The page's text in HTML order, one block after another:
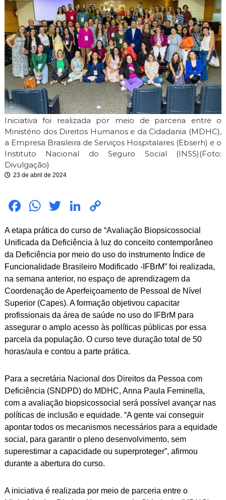
i
m
t
e
Iniciativa foi realizada por meio de parceria entre o
Ministério dos Direitos Humanos e da Cidadania (MDHC),
a Empresa Brasileira de Serviços Hospitalares (Ebserh) e o
Instituto Nacional do Seguro Social (INSS)(Foto:
Divulgação)
23 de abril de 2024
Fac
Wh
pp
Twit
Link
Link
A etapa prática do curso de “Avaliação Biopsicossocial
Unificada da Deficiência à luz do conceito contemporâneo
da Deficiência por meio do uso do instrumento Índice de
Funcionalidade Brasileiro Modificado -IFBrM” foi realizada,
na semana anterior, no espaço de aprendizagem da
Coordenação de Aperfeiçoamento de Pessoal de Nível
Superior (Capes). A formação objetivou capacitar
profissionais da área de saúde no uso do IFBrM para
assegurar o amplo acesso às políticas públicas por essa
parcela da população. O curso teve duração total de 50
horas/aula e contou a parte prática.
Para a secretária Nacional dos Direitos da Pessoa com
Deficiência (SNDPD) do MDHC, Anna Paula Feminella,
com a avaliação biopsicossocial será possível avançar nas
políticas de inclusão e equidade. “A gente vai conseguir
apontar todos os mecanismos necessários para a equidade
social, para garantir o pleno desenvolvimento, sem
superestimar a capacidade ou superproteger”, afirmou
durante a abertura do curso.
A iniciativa é realizada por meio de parceria entre o